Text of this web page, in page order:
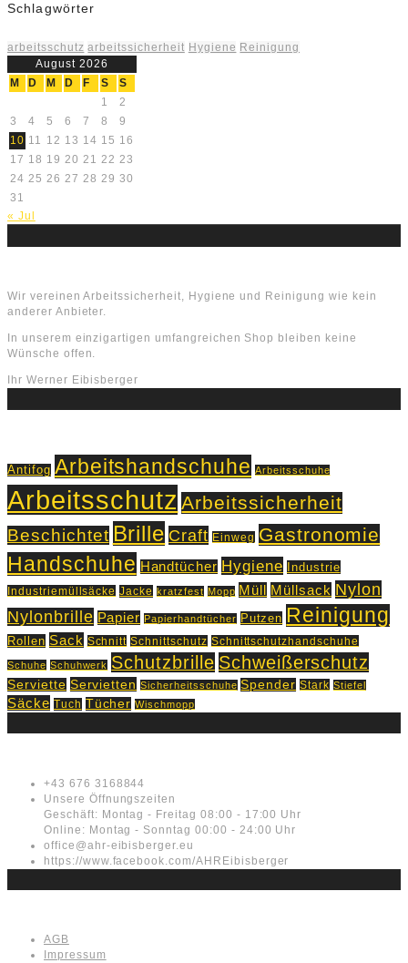
Schlagwörter
arbeitsschutz arbeitssicherheit Hygiene Reinigung
August 2026
M
D M D F S
S
1
2
3
4 5 6 7 8
9
10 11 12 13 14 15 16
17 18 19 20 21 22 23
24 25 26 27 28 29 30
31
« Jul
Wir vereinen Arbeitssicherheit, Hygiene und Reinigung wie kein
anderer Anbieter.
In unserem einzigartigen umfangreichen Shop bleiben keine
Wünsche offen.
Ihr Werner Eibisberger
Antifog Arbeitshandschuhe Arbeitsschuhe
Arbeitsschutz Arbeitssicherheit
Beschichtet Brille Craft Einweg Gastronomie
Handschuhe Handtücher Hygiene Industrie
Industriemüllsäcke Jacke kratzfest Mopp Müll Müllsack Nylon
Nylonbrille Papier Papierhandtücher Putzen Reinigung
Rollen Sack Schnitt Schnittschutz Schnittschutzhandschuhe
Schuhe Schuhwerk Schutzbrille Schweißerschutz
Serviette Servietten Sicherheitsschuhe Spender Stark Stiefel
Säcke Tuch Tücher Wischmopp
+43 676 3168844
Unsere Öffnungszeiten
Geschäft: Montag - Freitag 08:00 - 17:00 Uhr
Online: Montag - Sonntag 00:00 - 24:00 Uhr
office@ahr-eibisberger.eu
https://www.facebook.com/AHREibisberger
AGB
Impressum